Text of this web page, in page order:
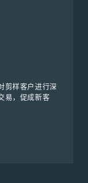
剪样客户进行深
易，促成新客